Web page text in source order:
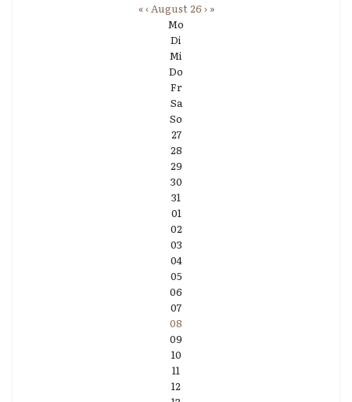
«‹August 26 ›»
Mo
Di
Mi
Do
Fr
Sa
So
27
28
29
30
31
01
02
03
04
05
06
07
08
09
10
11
12